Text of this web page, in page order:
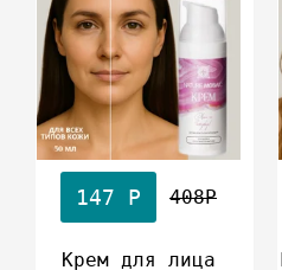
147 Р 408Р
Крем для лица